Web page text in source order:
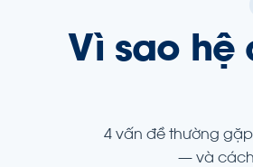
Vì sao hệ
4 vấn đề thường
— và cách